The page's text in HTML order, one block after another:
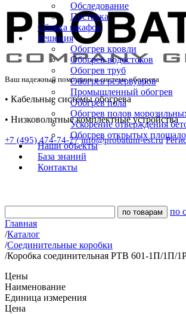
Ваш надежный помощник в системе обогрева
• Кабельные системы обогрева
• Низковольтные комплектные устройства
+7 (495) 474-74-77 info@probatum-est.ru
Обследование
Поставка
Сборка шкафов
Решения
Обогрев кровли
Обогрев водостоков
Обогрев труб
Обогрев резервуаров
Промышленный обогрев
Обогрев пола
Обогрев полов
Ускорение отверждения
Обогрев открытых
Наши объекты
База знаний
Контакты
по
Главная
/Каталог
/Соединительные коробки
/Коробка соединительная РТВ 601-1П/1П/
Цены
Наименование
Единица измерения
Цена